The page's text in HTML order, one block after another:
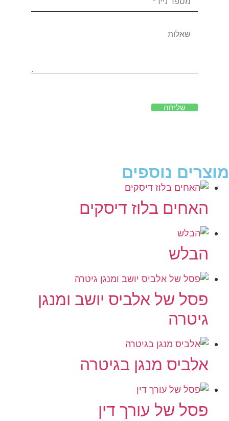
שליחה
מוצרים נוספים
האחים בלוז דיסקים
הבלש
פסל של אלביס יושב ומנגן
גיטרה
אלביס מנגן בגיטרה
פסל של עורך דין